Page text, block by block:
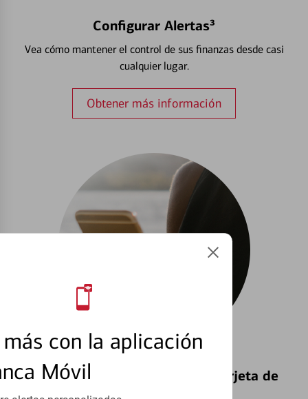
con la aplicación
Móvil
Configurar Alertas³
Vea cómo mantener el control de sus finanzas desde casi
cualquier lugar.
Obtener más información
Bloquear y Desbloquear una Tarjeta de